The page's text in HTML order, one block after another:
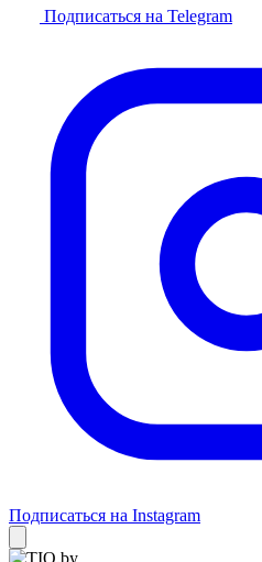
Подписаться на Telegram
Подписаться на Instagram